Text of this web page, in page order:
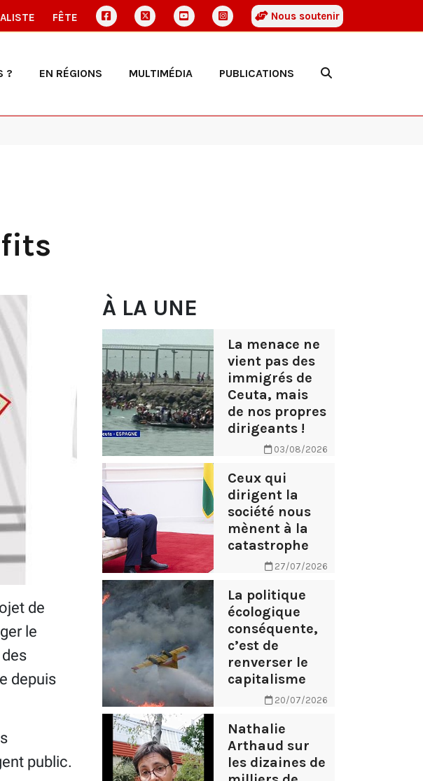
FÊTE Nous soutenir
? EN RÉGIONS MULTIMÉDIA PUBLICATIONS
de
le
depuis
public.
À LA UNE
La menace ne
vient pas des
immigrés de
Ceuta, mais
de nos propres
dirigeants !
03/08/2026
Ceux qui
dirigent la
société nous
mènent à la
catastrophe
27/07/2026
La politique
écologique
conséquente,
c’est de
renverser le
capitalisme
20/07/2026
Nathalie
Arthaud sur
les dizaines de